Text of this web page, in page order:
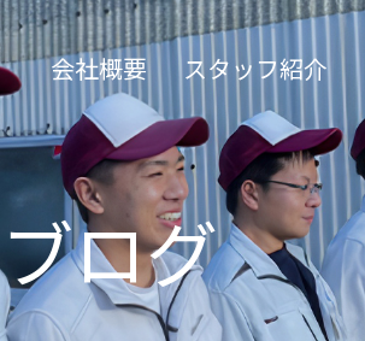
会社概要 スタッフ紹介
ブログ